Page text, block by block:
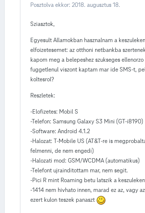
Posztolva ekkor: 2018. augusztus 18.
Sziasztok,
Egyesult Allamokban hasznalnam a
elfoizetesemet: az otthoni netbankba
kapom meg a belepeshez szukseges
fuggetlenul viszont kaptam mar ide SMS-t,
koltesrol?
Reszletek:
-Elofizetes: Mobil S
-Telefon: Samsung Galaxy S3 Mini (GT-i8190)
-Software: Android 4.1.2
-Halozat: T-Mobile US (AT&T-re is
felmenni, de nem engedi)
-Halozati mod: GSM/WCDMA (automatikus)
-Telefont ujrainditottam mar, nem segit.
-Pici R mint Roaming betu latszik a keszuleken
-1414 nem hivhato innen, marad ez az, vagy
ezert kulon teszek panaszt